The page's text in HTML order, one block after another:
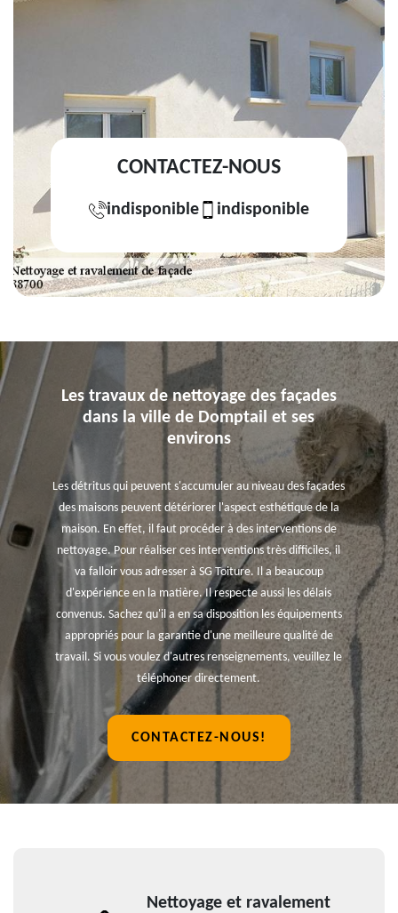
CONTACTEZ-NOUS
indisponible indisponible
Les travaux de nettoyage des façades
dans la ville de Domptail et ses
environs
Les détritus qui peuvent s'accumuler au niveau des façades
des maisons peuvent détériorer l'aspect esthétique de la
maison. En effet, il faut procéder à des interventions de
nettoyage. Pour réaliser ces interventions très difficiles, il
va falloir vous adresser à SG Toiture. Il a beaucoup
d'expérience en la matière. Il respecte aussi les délais
convenus. Sachez qu'il a en sa disposition les équipements
appropriés pour la garantie d'une meilleure qualité de
travail. Si vous voulez d'autres renseignements, veuillez le
téléphoner directement.
CONTACTEZ-NOUS!
Nettoyage et ravalement